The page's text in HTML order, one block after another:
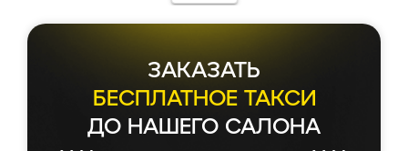
ЗАКАЗАТЬ
БЕСПЛАТНОЕ ТАКСИ
ДО НАШЕГО САЛОНА